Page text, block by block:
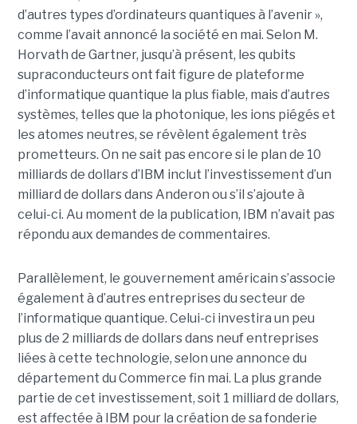
d’autres types d’ordinateurs quantiques à l’avenir »,
comme l’avait annoncé la société en mai. Selon M.
Horvath de Gartner, jusqu’à présent, les qubits
supraconducteurs ont fait figure de plateforme
d’informatique quantique la plus fiable, mais d’autres
systèmes, telles que la photonique, les ions piégés et
les atomes neutres, se révèlent également très
prometteurs. On ne sait pas encore si le plan de 10
milliards de dollars d’IBM inclut l’investissement d’un
milliard de dollars dans Anderon ou s’il s’ajoute à
celui-ci. Au moment de la publication, IBM n’avait pas
répondu aux demandes de commentaires.
Parallèlement, le gouvernement américain s’associe
également à d’autres entreprises du secteur de
l’informatique quantique. Celui-ci investira un peu
plus de 2 milliards de dollars dans neuf entreprises
liées à cette technologie, selon une annonce du
département du Commerce fin mai. La plus grande
partie de cet investissement, soit 1 milliard de dollars,
est affectée à IBM pour la création de sa fonderie